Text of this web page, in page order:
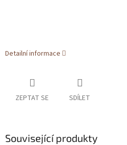
Detailní informace
ZEPTAT SE SDÍLET
Související produkty